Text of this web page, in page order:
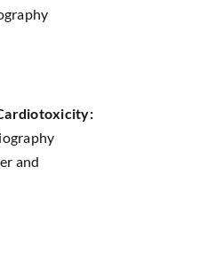
and